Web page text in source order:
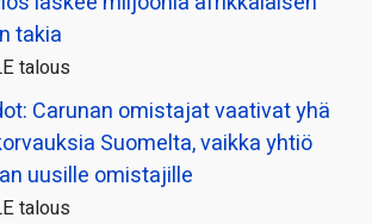
takia
talous
Carunan omistajat vaativat yhä
Suomelta, vaikka yhtiö
uusille omistajille
talous